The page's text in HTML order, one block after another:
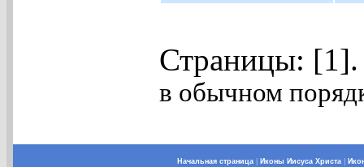
Страницы:
в обычном
Начальная страница| Иконы Иисуса Христа|